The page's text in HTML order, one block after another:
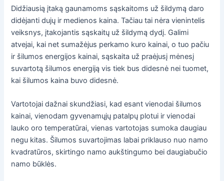
Didžiausią įtaką gaunamoms sąskaitoms už šildymą daro
didėjanti dujų ir medienos kaina. Tačiau tai nėra vienintelis
veiksnys, įtakojantis sąskaitų už šildymą dydį. Galimi
atvejai, kai net sumažėjus perkamo kuro kainai, o tuo pačiu
ir šilumos energijos kainai, sąskaita už praėjusį mėnesį
suvartotą šilumos energiją vis tiek bus didesnė nei tuomet,
kai šilumos kaina buvo didesnė.
Vartotojai dažnai skundžiasi, kad esant vienodai šilumos
kainai, vienodam gyvenamųjų patalpų plotui ir vienodai
lauko oro temperatūrai, vienas vartotojas sumoka daugiau
negu kitas. Šilumos suvartojimas labai priklauso nuo namo
kvadratūros, skirtingo namo aukštingumo bei daugiabučio
namo būklės.